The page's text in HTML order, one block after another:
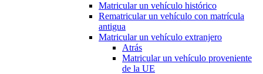
Matricular un vehículo histórico
Rematricular un vehículo con matrícula
antigua
Matricular un vehículo extranjero
Atrás
Matricular un vehículo proveniente
de la UE